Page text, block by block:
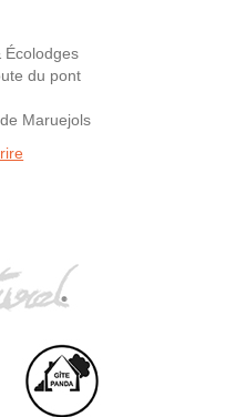
Écolodges
du pont
Maruejols